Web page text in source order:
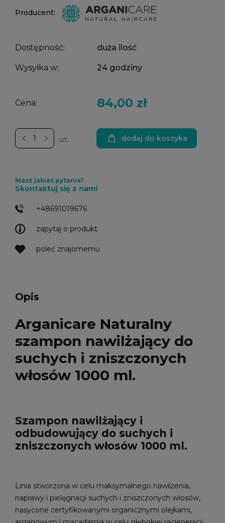
Producent:
Dostępność: duża ilość
Wysyłka w: 24 godziny
Cena: 84,00 zł
szt. dodaj do koszyka
zapytaj o produkt
poleć znajomemu
Masz jakieś pytania?
Skontaktuj się z nami
+48691019676
Opis
Arganicare Naturalny
szampon nawilżający do
suchych i zniszczonych
włosów 1000 ml.
Szampon nawilżający i
odbudowujący do suchych i
zniszczonych włosów 1000 ml.
Linia stworzona w celu maksymalnego nawilżenia,
naprawy i pielęgnacji suchych i zniszczonych włosów,
nasycone certyfikowanymi organicznymi olejkami,